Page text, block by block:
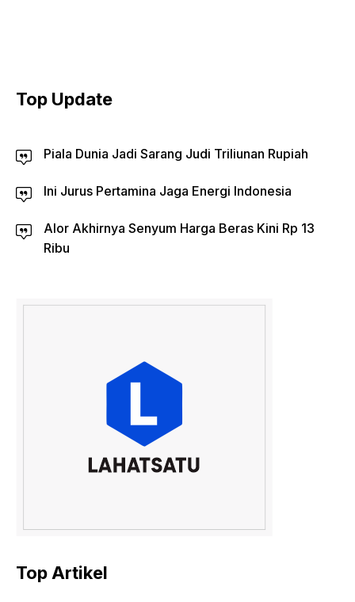
Top Update
Piala Dunia Jadi Sarang Judi Triliunan Rupiah
Ini Jurus Pertamina Jaga Energi Indonesia
Alor Akhirnya Senyum Harga Beras Kini Rp 13
Ribu
Top Artikel